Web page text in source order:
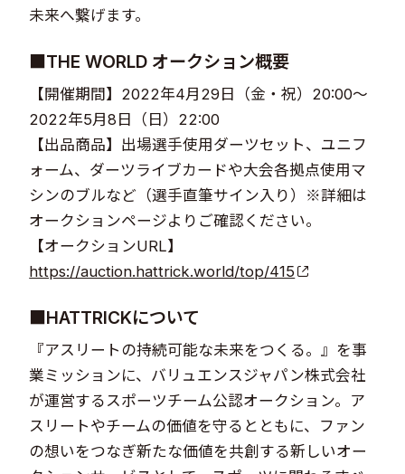
未来へ繋げます。
■THE WORLD オークション概要
【開催期間】2022年4月29日（金・祝）20:00～
2022年5月8日（日）22:00
【出品商品】出場選手使用ダーツセット、ユニフ
ォーム、ダーツライブカードや大会各拠点使用マ
シンのブルなど（選手直筆サイン入り）※詳細は
オークションページよりご確認ください。
【オークションURL】
https://auction.hattrick.world/top/415
■HATTRICKについて
『アスリートの持続可能な未来をつくる。』を事
業ミッションに、バリュエンスジャパン株式会社
が運営するスポーツチーム公認オークション。ア
スリートやチームの価値を守るとともに、ファン
の想いをつなぎ新たな価値を共創する新しいオー